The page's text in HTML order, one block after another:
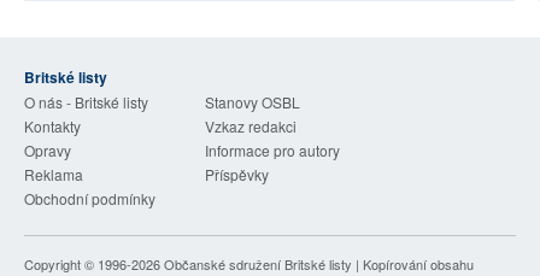
Britské listy
O nás - Britské listy
Stanovy OSBL
Kontakty
Vzkaz redakci
Opravy
Informace pro autory
Reklama
Příspěvky
Obchodní podmínky
Copyright © 1996-2026Občanské sdružení Britské listy | Kopírování obsahu